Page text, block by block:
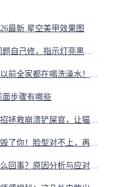
最新 星空美甲效果图
步骤有哪些